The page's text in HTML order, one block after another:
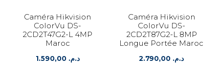
Caméra Hikvision
ColorVu DS-
2CD2T47G2-L 4MP
Maroc
د.م. 1.590,00
Caméra Hikvision
ColorVu DS-
2CD2T87G2-L 8MP
Longue Portée Maroc
د.م.